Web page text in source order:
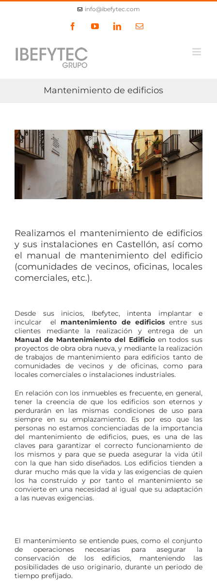
Skip
info@ibefytec.com
FacebookYouTubeLinkedInEmail
Mantenimiento de edificios
Realizamos el mantenimiento de edificios
y sus instalaciones en Castellón, así como
el manual de mantenimiento del edificio
(comunidades de vecinos, oficinas, locales
comerciales, etc.).
Desde sus inicios, Ibefytec, intenta implantar e
inculcar el mantenimiento de edificios entre sus
clientes mediante la realización y entrega de un
Manual de Mantenimiento del Edificioen todos sus
proyectos de obra obra nueva, y mediante la realización
de trabajos de mantenimiento para edificios tanto de
comunidades de vecinos y de oficinas, como para
locales comerciales o instalaciones industriales.
En relación con los inmuebles es frecuente, en general,
tener la creencia de que los edificios son eternos y
perdurarán en las mismas condiciones de uso para
siempre en su emplazamiento. Es por eso que las
personas no estamos concienciadas de la importancia
del mantenimiento de edificios, pues, es una de las
claves para garantizar el correcto funcionamiento de
los mismos y para que se pueda asegurar la vida útil
con la que han sido diseñados. Los edificios tienden a
durar mucho más que la vida y las exigencias de quien
los ha construido y por tanto el mantenimiento se
convierte en una necesidad al igual que su adaptación
a las nuevas exigencias.
El mantenimiento se entiende pues, como el conjunto
de operaciones necesarias para asegurar la
conservación de los edificios, manteniendo las
posibilidades de uso originario, durante un periodo de
tiempo prefijado.